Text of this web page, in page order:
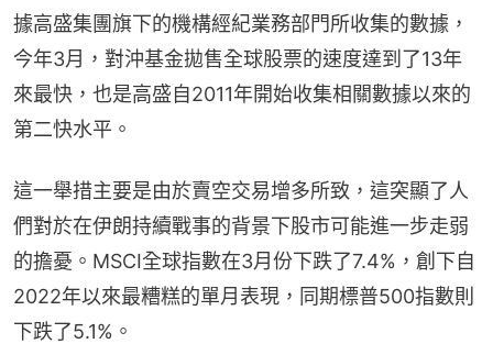
據高盛集團旗下的機構經紀業務部門所收集的數據，
今年3月，對沖基金拋售全球股票的速度達到了13年
來最快，也是高盛自2011年開始收集相關數據以來的
第二快水平。
這一舉措主要是由於賣空交易增多所致，這突顯了人
們對於在伊朗持續戰事的背景下股市可能進一步走弱
的擔憂。MSCI全球指數在3月份下跌了7.4%，創下自
2022年以來最糟糕的單月表現，同期標普500指數則
下跌了5.1%。